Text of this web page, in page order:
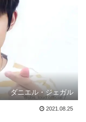
ダニエル・ジェガル
2021.08.25